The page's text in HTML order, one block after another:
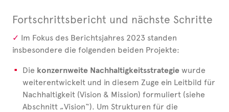
Fortschrittsbericht und nächste Schritte
Im Fokus des Berichtsjahres 2023 standen
insbesondere die folgenden beiden Projekte:
Die konzernweite Nachhaltigkeitsstrategie wurde
weiterentwickelt und in diesem Zuge ein Leitbild für
Nachhaltigkeit (Vision & Mission) formuliert (siehe
Abschnitt „Vision“). Um Strukturen für die